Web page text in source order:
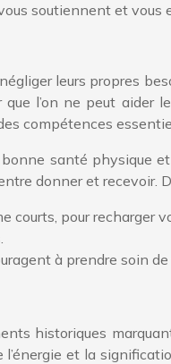
soutiennent et vous
leurs propres
l’on ne peut
compétences
santé physique
donner et recevoir.
courts, pour recharger
à prendre soin de
historiques
et la